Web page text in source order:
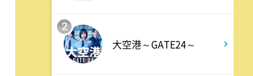
よる 6:56
サンド&芦田愛菜の博士ちゃ
2
大空港～GATE24～